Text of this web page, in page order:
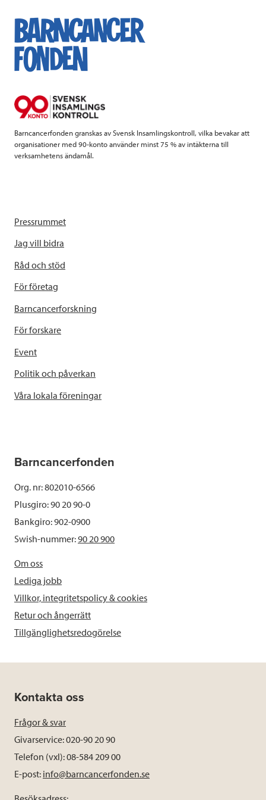
e
b
k
t
t
k
e
Barncancerfonden granskas av Svensk Insamlingskontroll, vilka bevakar att
organisationer med 90-konto använder minst 75 % av intäkterna till
verksamhetens ändamål.
Pressrummet
Jag vill bidra
Råd och stöd
För företag
Barncancerforskning
För forskare
Event
Politik och påverkan
Våra lokala föreningar
Barncancerfonden
Org. nr: 802010-6566
Plusgiro: 90 20 90-0
Bankgiro: 902-0900
Swish-nummer:90 20 900
Om oss
Lediga jobb
Villkor, integritetspolicy & cookies
Retur och ångerrätt
Tillgänglighetsredogörelse
Kontakta oss
Frågor & svar
Givarservice: 020-90 20 90
Telefon (vxl): 08-584 209 00
E-post: info@barncancerfonden.se